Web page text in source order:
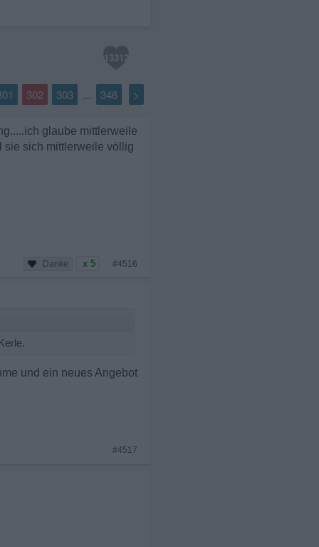
13312
302 303 ... 346 >
glaube mittlerweile
sie sich mittlerweile völlig
x 5 #4516
und ein neues Angebot
#4517